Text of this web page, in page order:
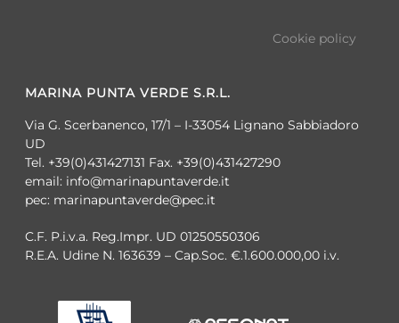
Cookie policy
MARINA PUNTA VERDE S.R.L.
Via G. Scerbanenco, 17/1 – I-33054 Lignano Sabbiadoro
UD
Tel. +39(0)431427131 Fax. +39(0)431427290
email: info@marinapuntaverde.it
pec: marinapuntaverde@pec.it
C.F. P.i.v.a. Reg.Impr. UD 01250550306
R.E.A. Udine N. 163639 – Cap.Soc. €.1.600.000,00 i.v.